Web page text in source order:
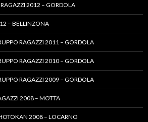
2012 – GORDOLA
– BELLINZONA
RAGAZZI 2011 – GORDOLA
RAGAZZI 2010 – GORDOLA
RAGAZZI 2009 – GORDOLA
2008 – MOTTA
2008 – LOCARNO